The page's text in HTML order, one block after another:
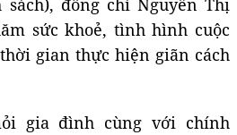
sức khoẻ, tình hình cuộc
gian thực hiện giãn cách
gia đình cùng với chính